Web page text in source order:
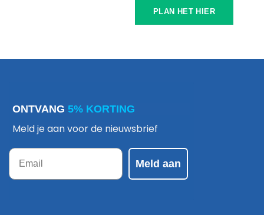
PLAN HET HIER
ONTVANG 5% KORTING
Meld je aan voor de nieuwsbrief
Email
Meld aan